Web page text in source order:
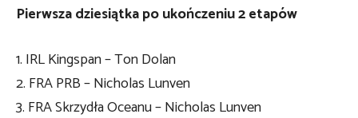
Pierwsza dziesiątka po ukończeniu 2 etapów
1. IRL Kingspan – Ton Dolan
2. FRA PRB – Nicholas Lunven
3. FRA Skrzydła Oceanu – Nicholas Lunven